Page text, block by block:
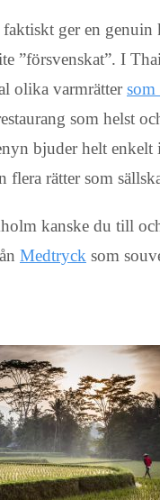
ger en genuin
”försvenskat”. I
olika varmrättersom
som helst
bjuder helt
flera rätter som
kanske du till
Medtryck som